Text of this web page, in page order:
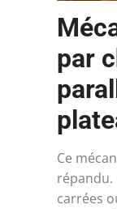
par
Ce
répandu.
carrées